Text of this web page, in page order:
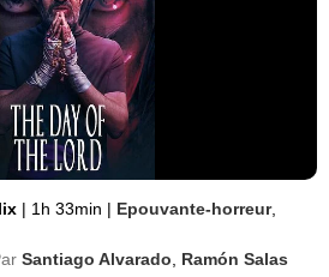
| 1h 33min | Epouvante-horreur,
Santiago Alvarado
Ramón Salas